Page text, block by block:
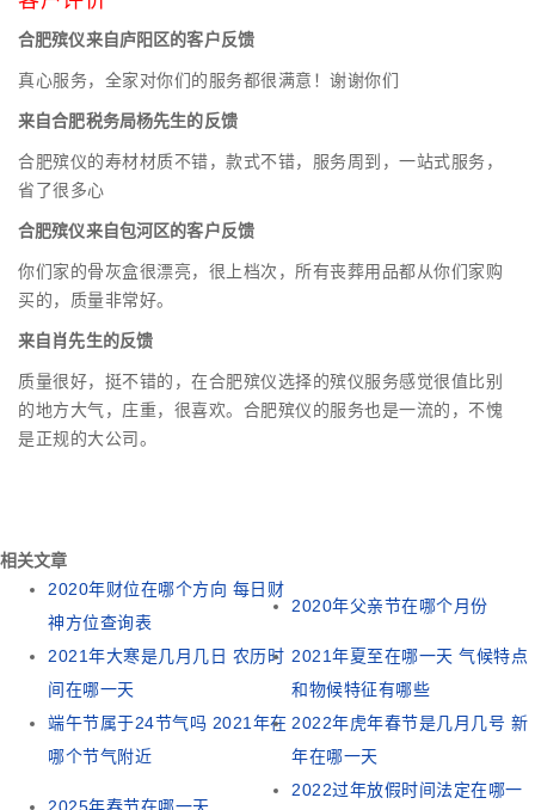
合肥殡仪来自庐阳区的客户反馈
真心服务，全家对你们的服务都很满意！谢谢你们
来自合肥税务局杨先生的反馈
合肥殡仪的寿材材质不错，款式不错，服务周到，一站式服务，
省了很多心
合肥殡仪来自包河区的客户反馈
你们家的骨灰盒很漂亮，很上档次，所有丧葬用品都从你们家购
买的，质量非常好。
来自肖先生的反馈
质量很好，挺不错的，在合肥殡仪选择的殡仪服务感觉很值比别
的地方大气，庄重，很喜欢。合肥殡仪的服务也是一流的，不愧
是正规的大公司。
相关文章
2020年财位在哪个方向 每日财
神方位查询表
2020年父亲节在哪个月份
2021年大寒是几月几日 农历时
间在哪一天
2021年夏至在哪一天 气候特点
和物候特征有哪些
端午节属于24节气吗 2021年在
哪个节气附近
2022年虎年春节是几月几号 新
年在哪一天
2022过年放假时间法定在哪一